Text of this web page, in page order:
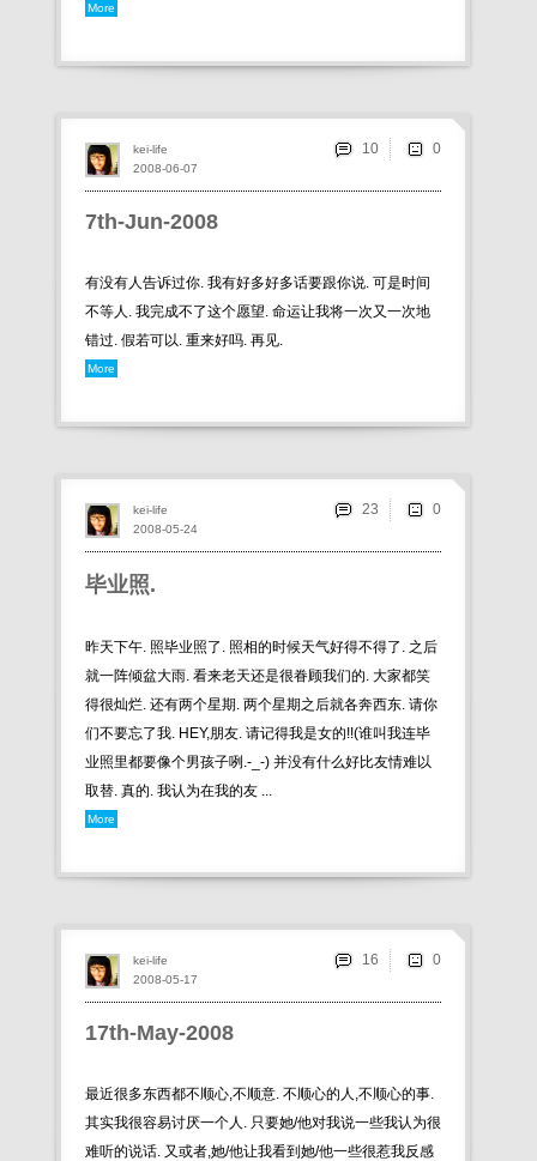
More
7th-Jun-2008
有没有人告诉过你. 我有好多好多话要跟你说. 可是时间
不等人. 我完成不了这个愿望. 命运让我将一次又一次地
错过. 假若可以. 重来好吗. 再见.
More
2008-06-07
kei-life 10
毕业照.
昨天下午. 照毕业照了. 照相的时候天气好得不得了. 之后
就一阵倾盆大雨. 看来老天还是很眷顾我们的. 大家都笑
得很灿烂. 还有两个星期. 两个星期之后就各奔西东. 请你
们不要忘了我. HEY,朋友. 请记得我是女的!!(谁叫我连毕
业照里都要像个男孩子咧.-_-) 并没有什么好比友情难以
取替. 真的. 我认为在我的友 ...
More
2008-05-24
kei-life 23
17th-May-2008
最近很多东西都不顺心,不顺意. 不顺心的人,不顺心的事.
其实我很容易讨厌一个人. 只要她/他对我说一些我认为很
难听的说话. 又或者,她/他让我看到她/他一些很惹我反感
2008-05-17
kei-life 16